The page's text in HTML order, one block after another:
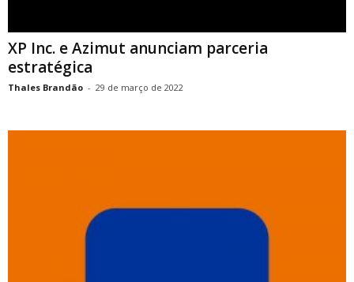
XP Inc. e Azimut anunciam parceria
estratégica
Thales Brandão - 29 de março de 2022